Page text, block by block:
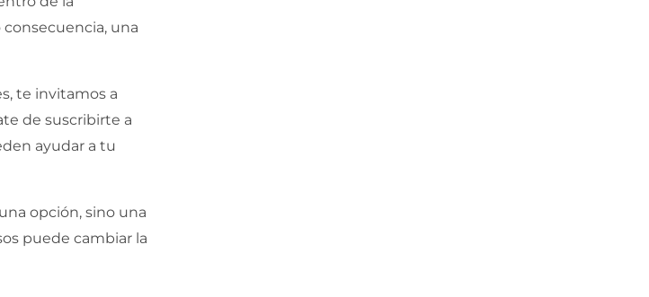
una
te invitamos a
de suscribirte a
ayudar a tu
opción, sino una
puede cambiar la